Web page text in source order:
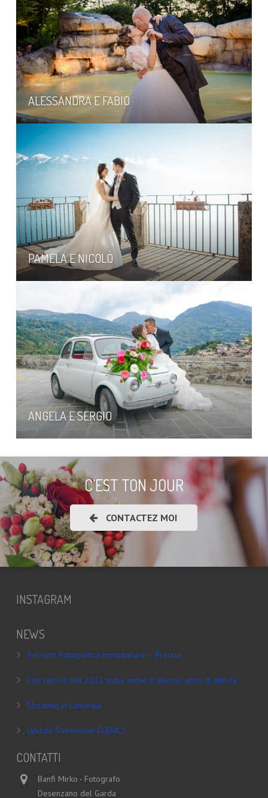
ALESSANDRA E FABIO
PAMELA E NICOLÒ
ANGELA E SERGIO
C’EST TON JOUR
CONTACTEZ MOI
INSTAGRAM
NEWS
Servizio Fotografico Immobiliare – Brescia
Con l’arrivo del 2021 inizia anche il decimo anno di attività
Shooting in Limonaia
Update Showroom CLERICI
CONTATTI
Banfi Mirko - Fotografo
Desenzano del Garda